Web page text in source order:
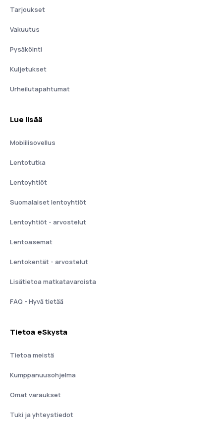
Tarjoukset
Vakuutus
Pysäköinti
Kuljetukset
Urheilutapahtumat
Lue lisää
Mobiilisovellus
Lentotutka
Lentoyhtiöt
Suomalaiset lentoyhtiöt
Lentoyhtiöt - arvostelut
Lentoasemat
Lentokentät - arvostelut
Lisätietoa matkatavaroista
FAQ - Hyvä tietää
Tietoa eSkysta
Tietoa meistä
Kumppanuusohjelma
Omat varaukset
Tuki ja yhteystiedot